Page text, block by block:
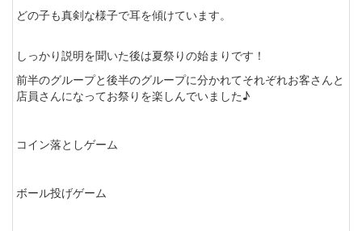
どの子も真剣な様子で耳を傾けています。
しっかり説明を聞いた後は夏祭りの始まりです！
前半のグループと後半のグループに分かれてそれぞれお客さんと
店員さんになってお祭りを楽しんでいました♪
コイン落としゲーム
ボール投げゲーム